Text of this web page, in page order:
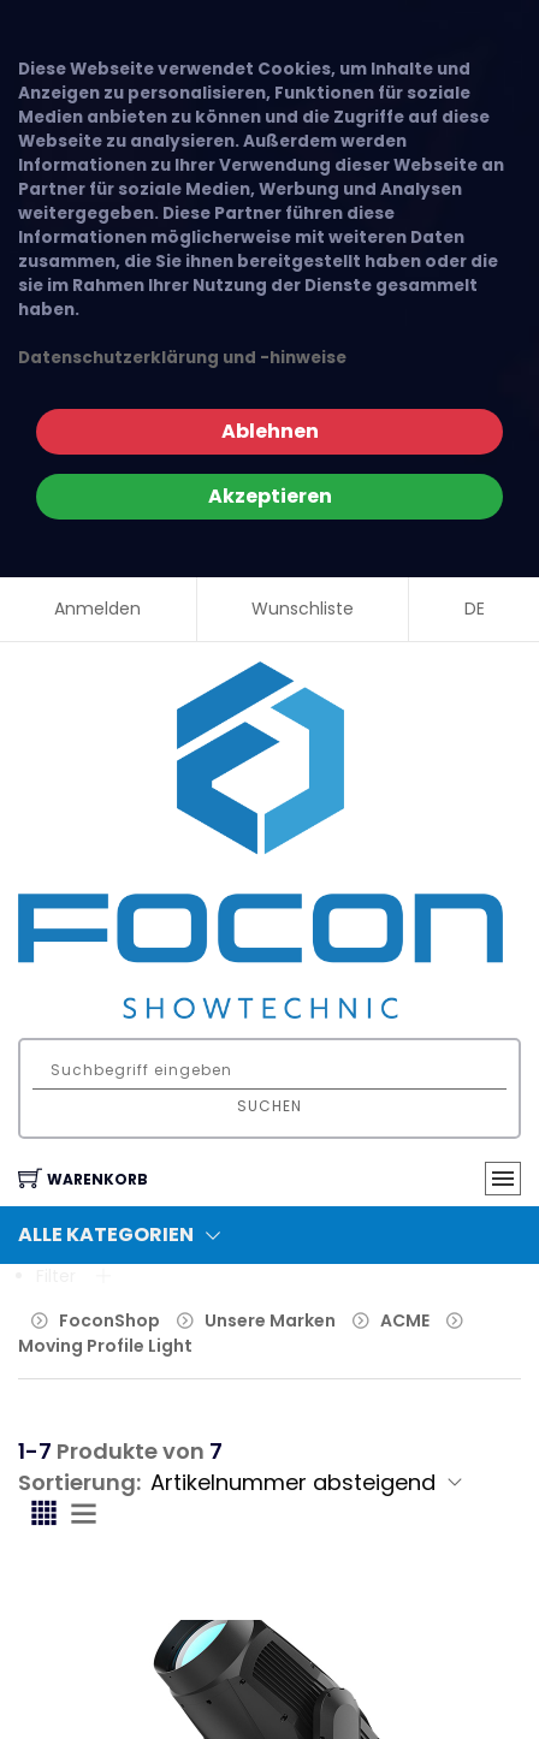
Diese Webseite verwendet Cookies, um Inhalte und
Anzeigen zu personalisieren, Funktionen für soziale
Medien anbieten zu können und die Zugriffe auf diese
Webseite zu analysieren. Außerdem werden
Informationen zu Ihrer Verwendung dieser Webseite an
Partner für soziale Medien, Werbung und Analysen
weitergegeben. Diese Partner führen diese
Informationen möglicherweise mit weiteren Daten
zusammen, die Sie ihnen bereitgestellt haben oder die
sie im Rahmen Ihrer Nutzung der Dienste gesammelt
haben.
Datenschutzerklärung und -hinweise
Ablehnen
Akzeptieren
Anmelden Wunschliste DE
SUCHEN
WARENKORB
ALLE KATEGORIEN
FoconShop
Unsere Marken
ACME
Moving Profile Light
1-7 Produkte von 7
Sortierung: